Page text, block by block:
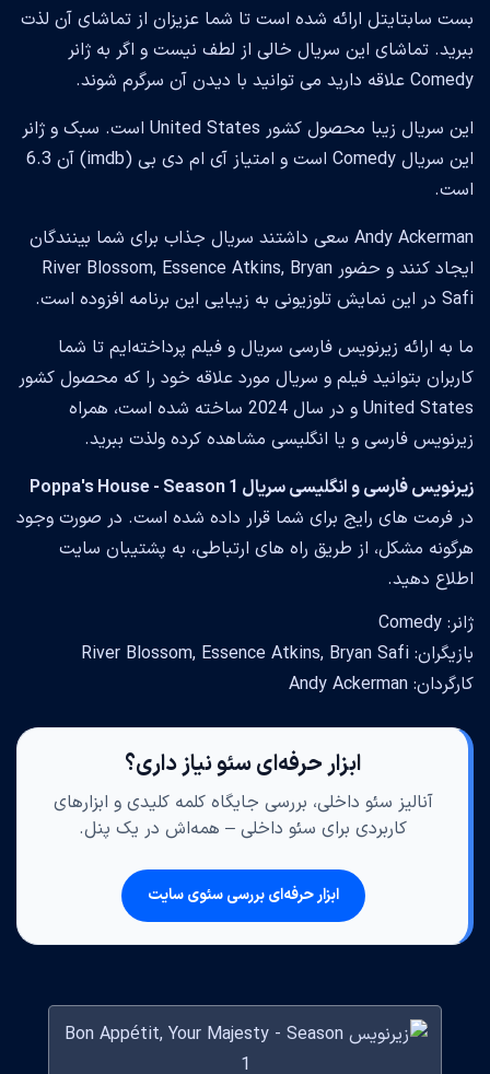
بست سابتایتل ارائه شده است تا شما عزیزان از تماشای آن لذت
ببرید. تماشای این سریال خالی از لطف نیست و اگر به ژانر
Comedy علاقه دارید می توانید با دیدن آن سرگرم شوند.
این سریال زیبا محصول کشور United States است. سبک و ژانر
این سریال Comedy است و امتیاز آی ام دی بی (imdb) آن 6.3
است.
Andy Ackerman سعی داشتند سریال جذاب برای شما بینندگان
ایجاد کنند و حضور River Blossom, Essence Atkins, Bryan
Safi در این نمایش تلوزیونی به زیبایی این برنامه افزوده است.
ما به ارائه زیرنویس فارسی سریال و فیلم پرداخته‌ایم تا شما
کاربران بتوانید فیلم و سریال مورد علاقه خود را که محصول کشور
United States و در سال 2024 ساخته شده است، همراه
زیرنویس فارسی و یا انگلیسی مشاهده کرده ولذت ببرید.
زیرنویس فارسی و انگلیسی سریال Poppa's House - Season 1
در فرمت های رایج برای شما قرار داده شده است. در صورت وجود
هرگونه مشکل، از طریق راه های ارتباطی، به پشتیبان سایت
اطلاع دهید.
ژانر: Comedy
بازیگران: River Blossom, Essence Atkins, Bryan Safi
کارگردان: Andy Ackerman
ابزار حرفه‌ای سئو نیاز داری؟
آنالیز سئو داخلی، بررسی جایگاه کلمه کلیدی و ابزارهای
کاربردی برای سئو داخلی – همه‌اش در یک پنل.
ابزار حرفه‌ای بررسی سئوی سایت